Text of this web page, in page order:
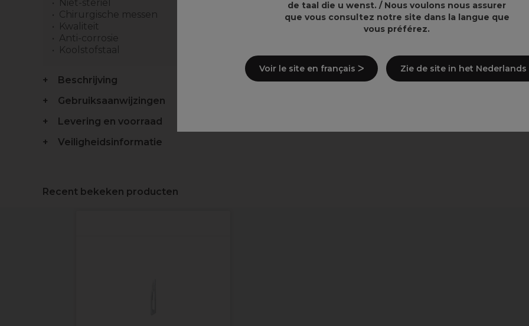
Niet-steriel
Chirurgische messen
Kwaliteit
Anti-corrosie
Koolstofstaal
Beschrijving
Gebruiksaanwijzingen
Levering en voorraad
Veiligheidsinformatie
Recent bekeken producten
de taal die u wenst. / Nous voulons nous assurer
que vous consultez notre site dans la langue que
vous préférez.
Voir le site en français ᐳ Zie de site in het Nederlands